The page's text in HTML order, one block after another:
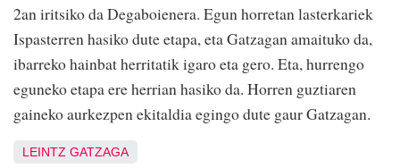
2an iritsiko da Degaboienera. Egun horretan lasterkariek
Ispasterren hasiko dute etapa, eta Gatzagan amaituko da,
ibarreko hainbat herritatik igaro eta gero. Eta, hurrengo
eguneko etapa ere herrian hasiko da. Horren guztiaren
gaineko aurkezpen ekitaldia egingo dute gaur Gatzagan.
LEINTZ GATZAGA